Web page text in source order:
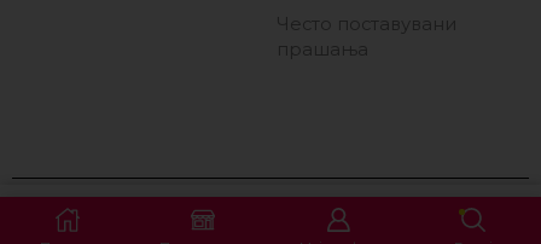
ден Избери Опција
Често поставувани
прашања
Сите права се задржани © 2026 Фротирка АД Делчево. Поддржано
од
Eon Marketing.